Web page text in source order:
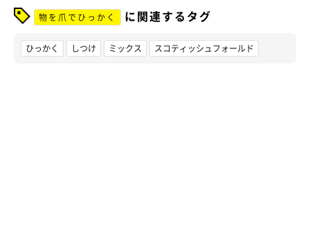
物を爪でひっかく に関連するタグ
ひっかく しつけ ミックス スコティッシュフォールド